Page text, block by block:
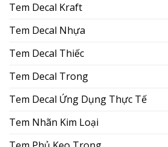
Tem Decal Kraft
Tem Decal Nhựa
Tem Decal Thiếc
Tem Decal Trong
Tem Decal Ứng Dụng Thực Tế
Tem Nhãn Kim Loại